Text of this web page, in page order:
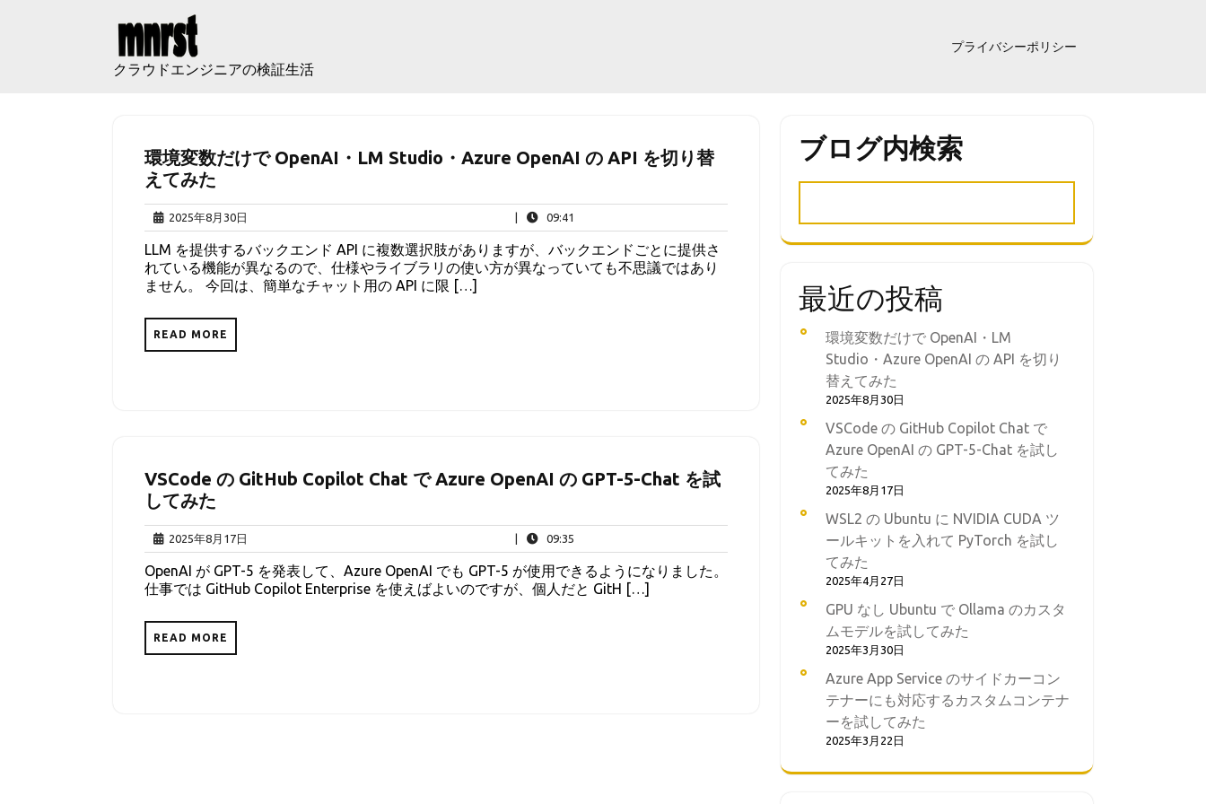
クラウドエンジニアの検証生活
プライバシーポリシー
環境変数だけで OpenAI・LM Studio・Azure OpenAI の API を切り替
えてみた
2025年8月30日
年
8
月
30
09:41
LLM を提供するバックエンド API に複数選択肢がありますが、バックエンドごとに提供さ
れている機能が異なるので、仕様やライブラリの使い方が異なっていても不思議ではあり
ません。 今回は、簡単なチャット用の API に限 […]
READ MORE
VSCode の GitHub Copilot Chat で Azure OpenAI の GPT-5-Chat を試
してみた
2025年8月17日
年
8
月
09:35
OpenAI が GPT-5 を発表して、Azure OpenAI でも GPT-5 が使用できるようになりました。
仕事では GitHub Copilot Enterprise を使えばよいのですが、個人だと GitH […]
READ MORE
ブログ内検索
最近の投稿
環境変数だけで OpenAI・LM
Studio・Azure OpenAI の API を切り
替えてみた
2025年8月30日
VSCode の GitHub Copilot Chat で
Azure OpenAI の GPT-5-Chat を試し
てみた
2025年8月17日
WSL2 の Ubuntu に NVIDIA CUDA ツ
ールキットを入れて PyTorch を試し
てみた
2025年4月27日
GPU なし Ubuntu で Ollama のカスタ
ムモデルを試してみた
2025年3月30日
Azure App Service のサイドカーコン
テナーにも対応するカスタムコンテナ
ーを試してみた
2025年3月22日